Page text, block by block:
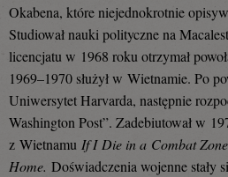
się
Facebooku
Okabena, które niejednokrotnie
Studiował nauki polityczne na
licencjatu w 1968 roku otrzymał
1969–1970 służył w Wietnamie. Po
Uniwersytet Harvarda, następnie
Washington Post”. Zadebiutował w
z Wietnamu If I Die in a Combat
Home. Doświadczenia wojenne stały